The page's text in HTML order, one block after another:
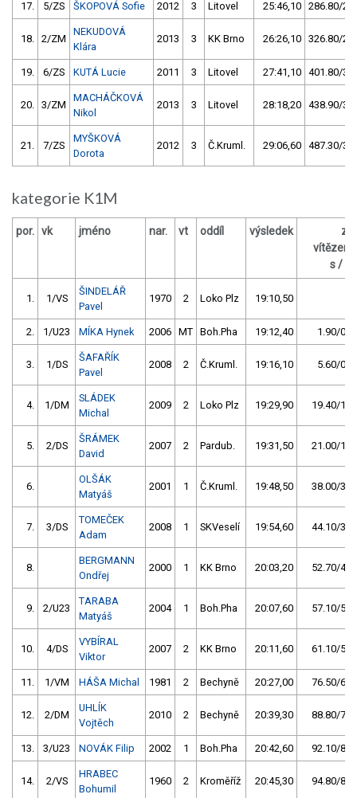
17. 5/ZS ŠKOPOVÁ Sofie 2012 3 Litovel 25:46,10 286.80/
18. 2/ZM
NEKUDOVÁ
Klára
2013 3 KK Brno 26:26,10 326.80/
19. 6/ZS KUTÁ Lucie 2011 3 Litovel 27:41,10 401.80/
20. 3/ZM
MACHÁČKOVÁ
Nikol
2013 3 Litovel 28:18,20 438.90/
21. 7/ZS
MYŠKOVÁ
Dorota
2012 3 Č.Kruml. 29:06,60 487.30/
kategorie K1M
por. vk jméno nar. vt oddíl výsledek
za
vítězem
s / %
1. 1/VS
ŠINDELÁŘ
Pavel
1970 2 Loko Plz 19:10,50
2. 1/U23 MÍKA Hynek 2006 MT Boh.Pha 19:12,40 1.90/0,2
3. 1/DS
ŠAFAŘÍK
Pavel
2008 2 Č.Kruml. 19:16,10 5.60/0,5
4. 1/DM
SLÁDEK
Michal
2009 2 Loko Plz 19:29,90 19.40/1,7
5. 2/DS
ŠRÁMEK
David
2007 2 Pardub. 19:31,50 21.00/1,8
6.
OLŠÁK
Matyáš
2001 1 Č.Kruml. 19:48,50 38.00/3,3
7. 3/DS
TOMEČEK
Adam
2008 1 SKVeselí 19:54,60 44.10/3,8
8.
BERGMANN
Ondřej
2000 1 KK Brno 20:03,20 52.70/4,6
9. 2/U23
TARABA
Matyáš
2004 1 Boh.Pha 20:07,60 57.10/5,0
10. 4/DS
VYBÍRAL
Viktor
2007 2 KK Brno 20:11,60 61.10/5,3
11. 1/VM HÁŠA Michal 1981 2 Bechyně 20:27,00 76.50/6,6
12. 2/DM
UHLÍK
Vojtěch
2010 2 Bechyně 20:39,30 88.80/7,7
13. 3/U23 NOVÁK Filip 2002 1 Boh.Pha 20:42,60 92.10/8,0
14. 2/VS
HRABEC
Bohumil
1960 2 Kroměříž 20:45,30 94.80/8,2